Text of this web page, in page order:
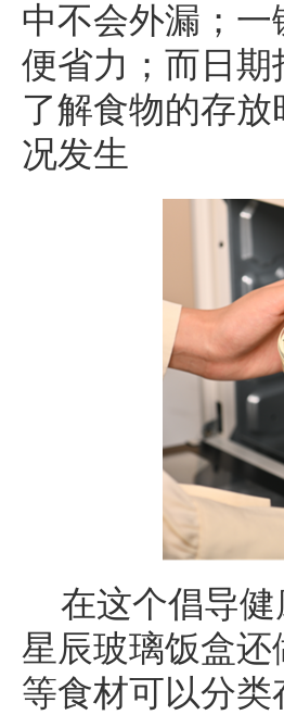
中不会外漏；
便省力；而日
了解食物的存
况发生
在这个倡导
星辰玻璃饭盒
等食材可以分